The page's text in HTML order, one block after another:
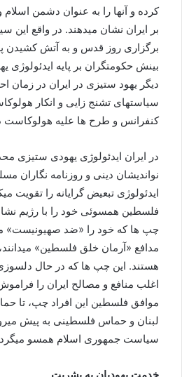
کرده و آنها را به عنوان دشمن
بر ایران نشان میدهند. در واقع این
برگزاری روز قدس و به آتش کشیدن
بینش حکومتگران بر پایه
دیگر یهود ستیزی در ایران در زمان
سیاستهای تشنج زایی و انکار
کنفرانس و طرح ها علیه هولوکاست
در ایران ایدئولوژی یهودی ستیزی
نواندیشان دینی و روزنامه نگاران
ایدئولوژی تبعیض گرایانه را تقویت
فلسطین همسوئی خود را با رژیم
چپ ها که خود را «ضد صهیونیست»
مدافع «آرمان خلق فلسطین»
هستند. این چپ ها که در حال
اغلب منافع و مصالح ایران را
موافق فلسطین این افراد چپ، تا
لبنان و حماس فلسطینی به پیش
سیاست جمهوری اسلام همسو
خدمت یهودیان به بشریت